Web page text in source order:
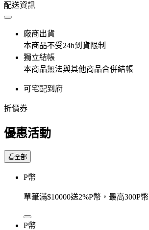
配送資訊
廠商出貨
本商品不受24h到貨限制
獨立結帳
本商品無法與其他商品合併結帳
可宅配到府
折價券
優惠活動
看全部
P幣
單筆滿$10000送2%P幣，最高300P幣
P幣